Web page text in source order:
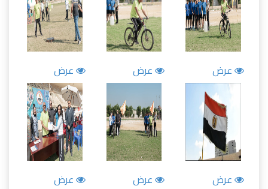
عرض عرض عرض
عرض عرض عرض